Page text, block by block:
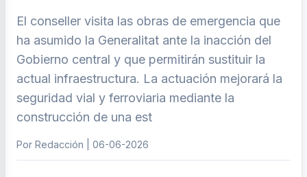
El conseller visita las obras de emergencia que
ha asumido la Generalitat ante la inacción del
Gobierno central y que permitirán sustituir la
actual infraestructura. La actuación mejorará la
seguridad vial y ferroviaria mediante la
construcción de una est
Por Redacción | 06-06-2026